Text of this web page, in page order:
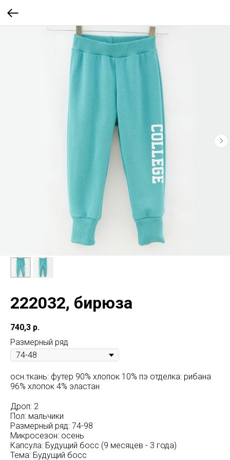
222032, бирюза
740,3 р.
Размерный ряд
осн.ткань: футер 90% хлопок 10% пэ отделка: рибана
96% хлопок 4% эластан
Дроп: 2
Пол: мальчики
Размерный ряд: 74-98
Микросезон: осень
Капсула: Будущий босс (9 месяцев - 3 года)
Тема: Будущий босс